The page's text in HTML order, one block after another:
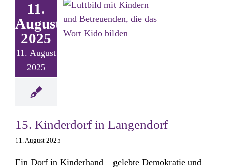
11.
August
2025
11. August
2025
15. Kinderdorf in Langendorf
11. August 2025
Ein Dorf in Kinderhand – gelebte Demokratie und